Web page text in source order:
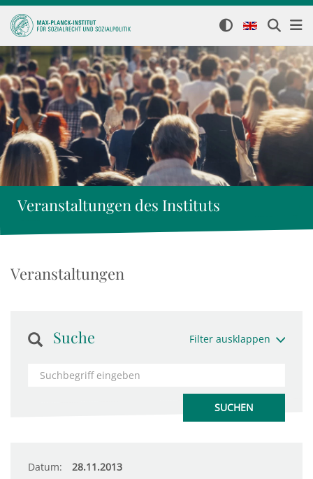
Veranstaltungen des Instituts
Veranstaltungen
Suche Filter ausklappen
Datum: 28.11.2013